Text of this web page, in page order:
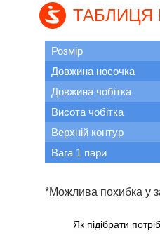
ТАБЛИЦЯ
Розмір
Довжина носочка
Довжина чобітка
Висота чобітка
Верхній контур
Вага 1 пари
*Можлива похибка у
Як підібрати